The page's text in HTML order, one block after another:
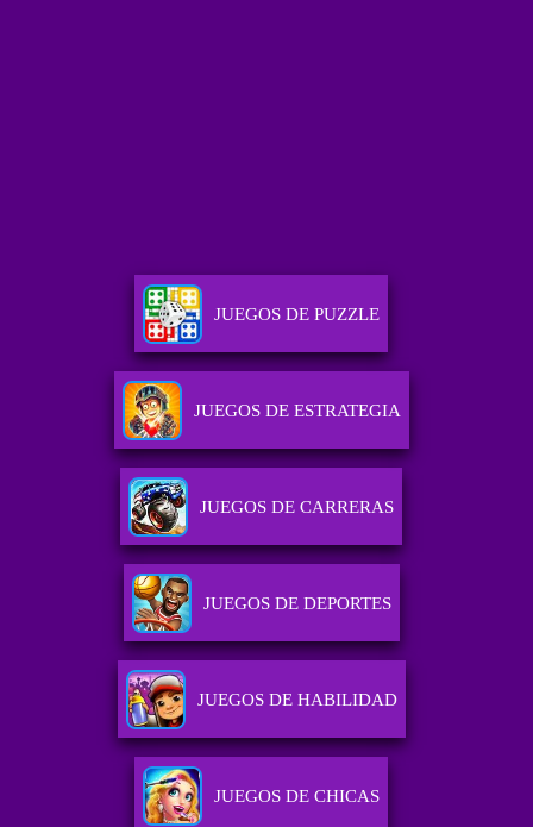
JUEGOS DE PUZZLE
JUEGOS DE ESTRATEGIA
JUEGOS DE CARRERAS
JUEGOS DE DEPORTES
JUEGOS DE HABILIDAD
JUEGOS DE CHICAS